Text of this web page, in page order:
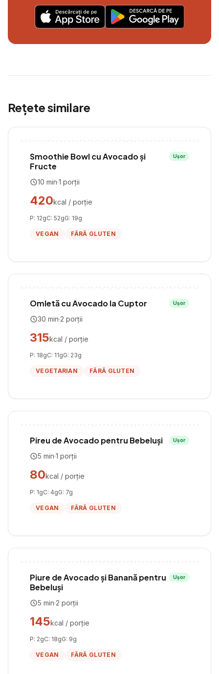
Rețete similare
Smoothie Bowl cu Avocado și
Fructe
Ușor
10 min·1 porții
420kcal / porție
P: 12gC: 52gG: 19g
VEGAN FĂRĂ GLUTEN
Omletă cu Avocado la Cuptor Ușor
30 min·2 porții
315kcal / porție
P: 18gC: 11gG: 23g
VEGETARIAN FĂRĂ GLUTEN
Pireu de Avocado pentru Bebeluși Ușor
5 min·1 porții
80kcal / porție
P: 1gC: 4gG: 7g
VEGAN FĂRĂ GLUTEN
Piure de Avocado și Banană pentru
Bebeluși
Ușor
5 min·2 porții
145kcal / porție
P: 2gC: 18gG: 9g
VEGAN FĂRĂ GLUTEN